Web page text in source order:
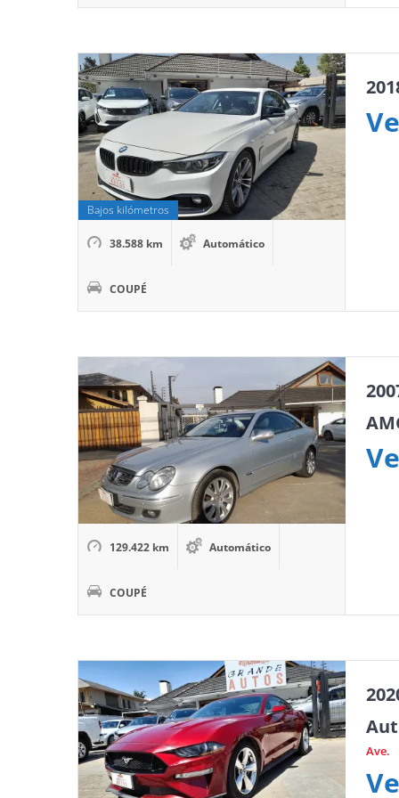
Bajos kilómetros
38.588 km Automático
COUPÉ
129.422 km Automático
COUPÉ
Ave.